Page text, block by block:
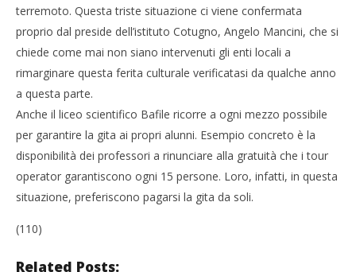
terremoto. Questa triste situazione ci viene confermata
proprio dal preside dell’istituto Cotugno, Angelo Mancini, che si
chiede come mai non siano intervenuti gli enti locali a
rimarginare questa ferita culturale verificatasi da qualche anno
a questa parte.
Anche il liceo scientifico Bafile ricorre a ogni mezzo possibile
per garantire la gita ai propri alunni. Esempio concreto è la
disponibilità dei professori a rinunciare alla gratuità che i tour
operator garantiscono ogni 15 persone. Loro, infatti, in questa
situazione, preferiscono pagarsi la gita da soli.
(110)
Related Posts: